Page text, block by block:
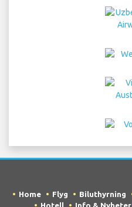
Home Flyg Biluthyrning
Hotell
Info & Nyheter